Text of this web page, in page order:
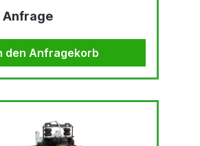
Hochleistungsfräsen , speziell
grosse Blechstärken und feste
in einer vereint:
Schweisskantenfräse bis
Blechstärke. Besonders
Anfrage
den Anfragekorb